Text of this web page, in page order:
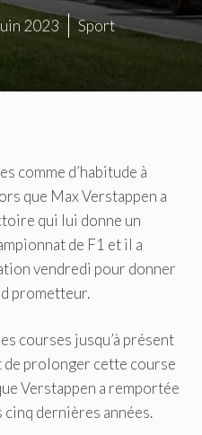
2023 Sport
comme d’habitude à
que Max Verstappen a
qui lui donne un
de F1 et il a
vendredi pour donner
prometteur.
courses jusqu’à présent
de prolonger cette course
Verstappen a remportée
dernières années.